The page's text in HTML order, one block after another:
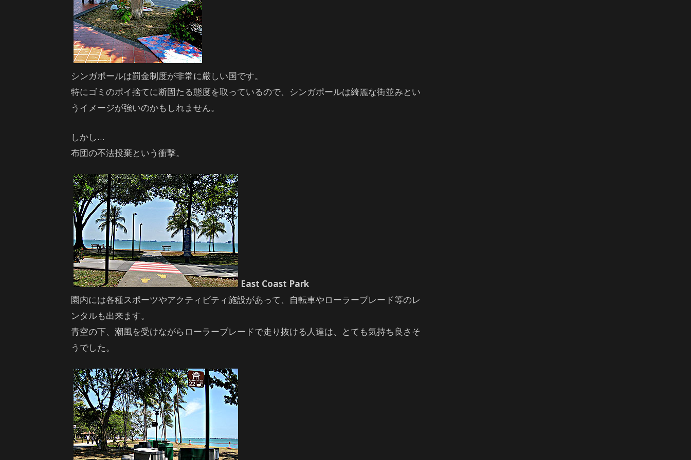
シンガポールは罰金制度が非常に厳しい国です。
特にゴミのポイ捨てに断固たる態度を取っているので、シンガポールは綺麗な街並みとい
うイメージが強いのかもしれません。
しかし…
布団の不法投棄という衝撃。
East Coast Park
園内には各種スポーツやアクティビティ施設があって、自転車やローラーブレード等のレ
ンタルも出来ます。
青空の下、潮風を受けながらローラーブレードで走り抜ける人達は、とても気持ち良さそ
うでした。